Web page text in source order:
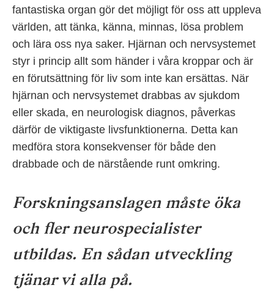
fantastiska organ gör det möjligt för oss att uppleva
världen, att tänka, känna, minnas, lösa problem
och lära oss nya saker. Hjärnan och nervsystemet
styr i princip allt som händer i våra kroppar och är
en förutsättning för liv som inte kan ersättas. När
hjärnan och nervsystemet drabbas av sjukdom
eller skada, en neurologisk diagnos, påverkas
därför de viktigaste livsfunktionerna. Detta kan
medföra stora konsekvenser för både den
drabbade och de närstående runt omkring.
Forskningsanslagen måste öka
och fler neurospecialister
utbildas. En sådan utveckling
tjänar vi alla på.